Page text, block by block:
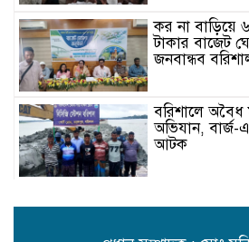
কর না বাড়িয়ে
টাকার বাজেট
জনবান্ধব
বরিশালে অবৈধ
অভিযান,
আটক
ব্যক্তিরা দলের